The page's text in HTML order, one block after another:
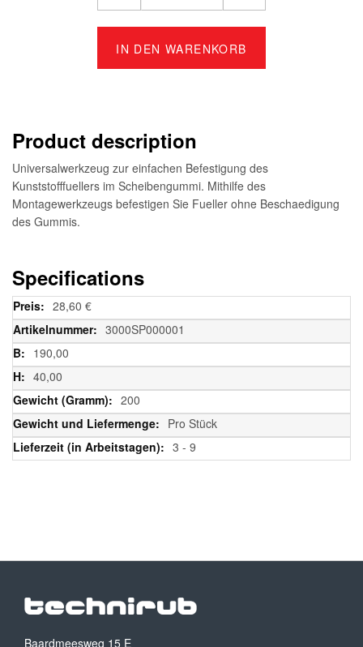
IN DEN WARENKORB
Product description
Universalwerkzeug zur einfachen Befestigung des
Kunststofffuellers im Scheibengummi. Mithilfe des
Montagewerkzeugs befestigen Sie Fueller ohne Beschaedigung
des Gummis.
Specifications
Weitere
Informationen
28,60 €
3000SP000001
190,00
40,00
200
Pro Stück
3 - 9
Baardmeesweg 15 E